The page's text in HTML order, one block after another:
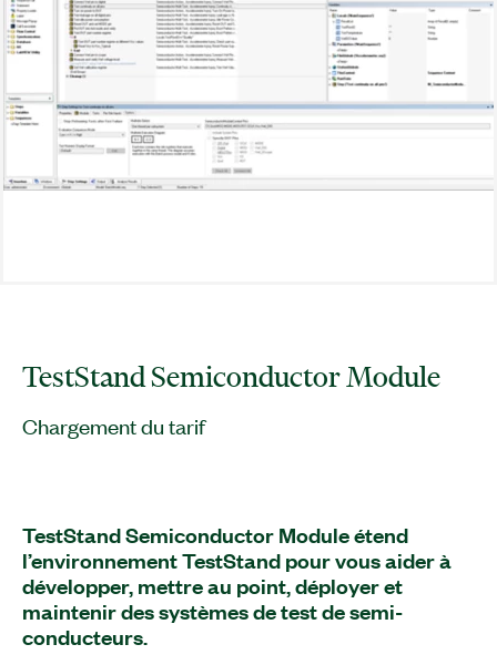
TestStand Semiconductor Module
Chargement du tarif
TestStand Semiconductor Module étend
l’environnement TestStand pour vous aider à
développer, mettre au point, déployer et
maintenir des systèmes de test de semi-
conducteurs.